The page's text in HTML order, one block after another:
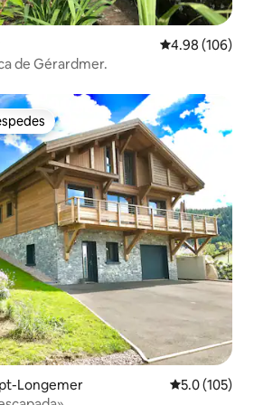
Calificación
4.98 (106)
de Gérardmer.
entre huéspedes
Longemer Calificación
5.0 (105)